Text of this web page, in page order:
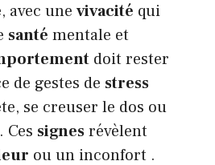
avec une vivacité qui
santé mentale et
doit rester
de gestes de stress
se creuser le dos ou
Ces signesrévèlent
ou un inconfort .